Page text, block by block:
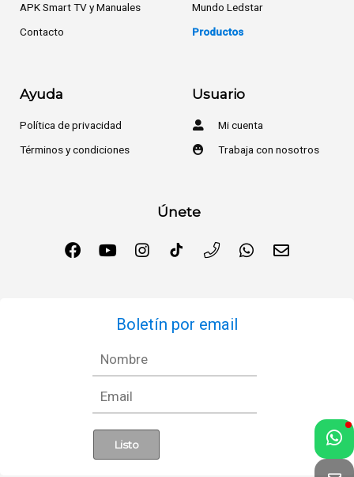
APK Smart TV y Manuales
Contacto
Mundo Ledstar
Productos
Ayuda
Política de privacidad
Términos y condiciones
Usuario
Mi cuenta
Trabaja con nosotros
Únete
Boletín por email